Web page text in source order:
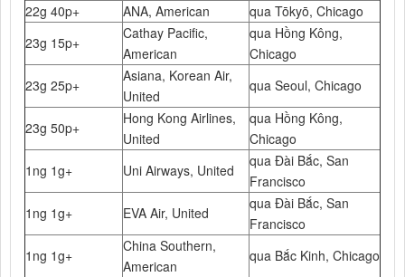
22g 40p+
ANA, American
qua Tōkyō, Chicago
23g 15p+
Cathay Pacific,
American
qua Hồng Kông,
Chicago
23g 25p+
Asiana, Korean Air,
United
qua Seoul, Chicago
23g 50p+
Hong Kong Airlines,
United
qua Hồng Kông,
Chicago
1ng 1g+
Uni Airways, United
qua Đài Bắc, San
Francisco
1ng 1g+
EVA Air, United
qua Đài Bắc, San
Francisco
1ng 1g+
China Southern,
American
qua Bắc Kinh, Chicago